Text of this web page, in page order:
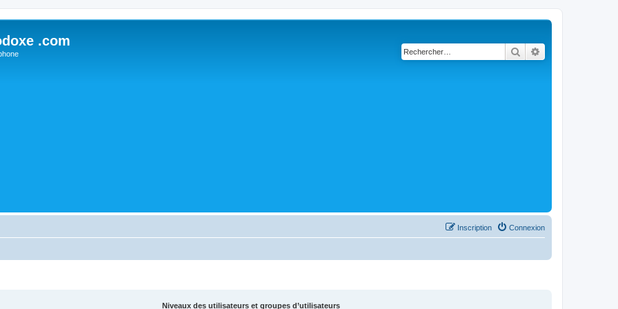
.com
Rechercher
Connexion
Inscription
Niveaux des utilisateurs et groupes d’utilisateurs